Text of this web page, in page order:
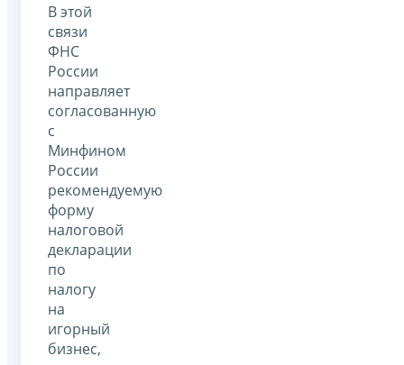
В этой
связи
ФНС
России
направляет
согласованную
с
Минфином
России
рекомендуемую
форму
налоговой
декларации
по
налогу
на
игорный
бизнес,